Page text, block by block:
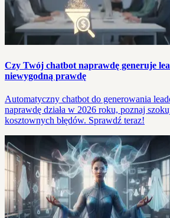
Czy Twój chatbot naprawdę generuje
niewygodną prawdę
Automatyczny chatbot do generowania
naprawdę działa w 2026 roku, poznaj
kosztownych błędów. Sprawdź teraz!